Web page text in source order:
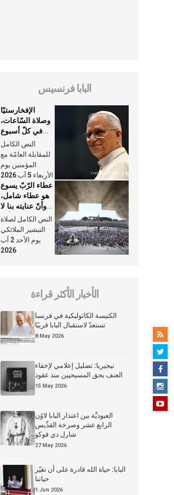
البابا فرنسيس
الإفخارستيّا
وصلاة السّاعات،
في كلّ أسبوع
وكلّ يوم، هما
النَّفَس في حياة
الكنيسة
النص الكامل
للمقابلة العامّة مع
المؤمنين يوم
الأربعاء 5 آب 2026
عطاء الرّبّ يسوع
هو عطاء شامل،
وأنّ عنايته بنا لا
تغيب عنّا أبدًا
النص الكامل لصلاة
التبشير الملائكي
يوم الأحد 2 آب
2026
الأخبار الأكثر قراءة
الكنيسة الكاثوليكية في فرنسا
تستعدّ لاستقبال البابا قريبًا
8 May 2026
نيجيريا: تضليل إعلامي لإخفاء
العنف بحق المسيحيين منذ عقود
15 May 2026
العبوديَّة بين اعتذار البابا لاوُن
الرابع عشر وصرخة القدِّيس
شارل دي فوكو
27 May 2026
البابا: حياة الله قادرة على أن تغيّر
حياتنا
1 Jun 2026